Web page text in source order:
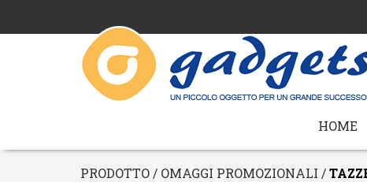
HOME
PRODOTTO / OMAGGI PROMOZIONALI /